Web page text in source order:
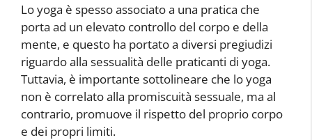
Lo yoga è spesso associato a una pratica che
porta ad un elevato controllo del corpo e della
mente, e questo ha portato a diversi pregiudizi
riguardo alla sessualità delle praticanti di yoga.
Tuttavia, è importante sottolineare che lo yoga
non è correlato alla promiscuità sessuale, ma al
contrario, promuove il rispetto del proprio corpo
e dei propri limiti.